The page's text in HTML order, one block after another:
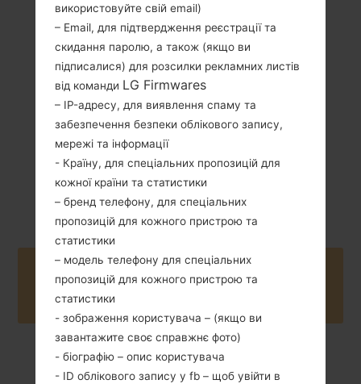
139 грам (4.90
унції)
Зємний Li-Ion
2300 mAh
Android 6.0.x
Marshmallow
Серпень, 2015
Buy accessories on Amazon
Головна →LG G4 Beat
використовуйте свій email)
– Email, для підтвердження реєстрації та
скидання паролю, а також (якщо ви
підписалися) для розсилки рекламних листів
від команди LG Firmwares
– IP-адресу, для виявлення спаму та
забезпечення безпеки облікового запису,
мережі та інформації
- Країну, для спеціальних пропозицій для
кожної країни та статистики
– бренд телефону, для спеціальних
пропозицій для кожного пристрою та
статистики
– модель телефону для спеціальних
пропозицій для кожного пристрою та
статистики
- зображення користувача – (якщо ви
завантажите своє справжнє фото)
- біографію – опис користувача
- ID облікового запису у fb – щоб увійти в